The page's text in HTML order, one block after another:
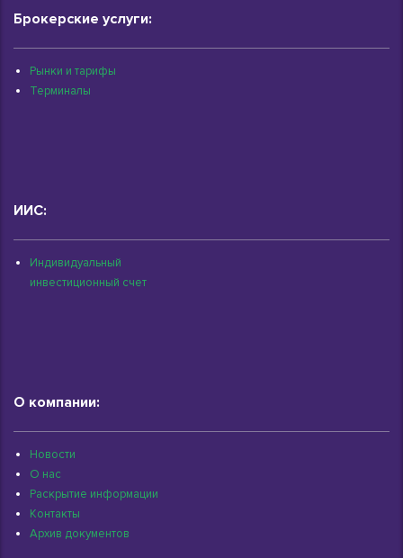
Брокерские услуги:
Рынки и тарифы
Терминалы
ИИС:
Индивидуальный
инвестиционный счет
О компании:
Новости
О нас
Раскрытие информации
Контакты
Архив документов